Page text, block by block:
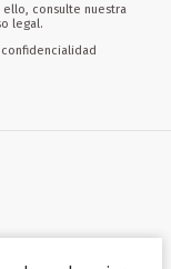
consulte nuestra
legal.